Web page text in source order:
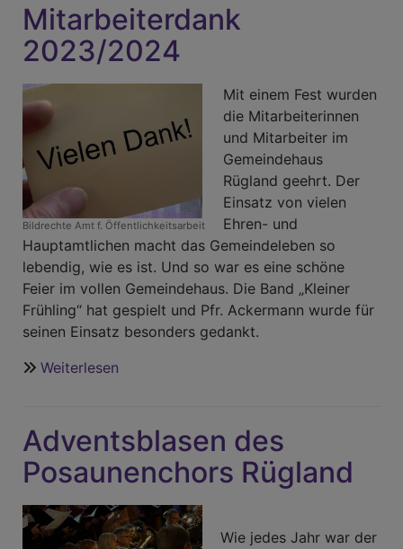
Krippenspiel
2023
Mitarbeiterdank
2023/2024
Bildrechte Amt f. Öffentlichkeitsarbeit
Mit einem Fest wurden
die Mitarbeiterinnen
und Mitarbeiter im
Gemeindehaus
Rügland geehrt. Der
Einsatz von vielen
Ehren- und
Hauptamtlichen macht das Gemeindeleben so
lebendig, wie es ist. Und so war es eine schöne
Feier im vollen Gemeindehaus. Die Band „Kleiner
Frühling“ hat gespielt und Pfr. Ackermann wurde für
seinen Einsatz besonders gedankt.
Weiterlesen
Adventsblasen des
Posaunenchors Rügland
Wie jedes Jahr war der